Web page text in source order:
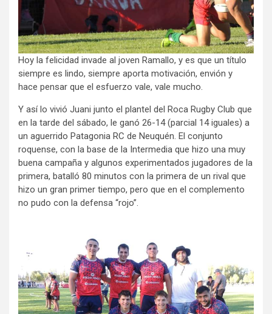
Hoy la felicidad invade al joven Ramallo, y es que un título
siempre es lindo, siempre aporta motivación, envión y
hace pensar que el esfuerzo vale, vale mucho.
Y así lo vivió Juani junto el plantel del Roca Rugby Club que
en la tarde del sábado, le ganó 26-14 (parcial 14 iguales) a
un aguerrido Patagonia RC de Neuquén. El conjunto
roquense, con la base de la Intermedia que hizo una muy
buena campaña y algunos experimentados jugadores de la
primera, batalló 80 minutos con la primera de un rival que
hizo un gran primer tiempo, pero que en el complemento
no pudo con la defensa “rojo”.